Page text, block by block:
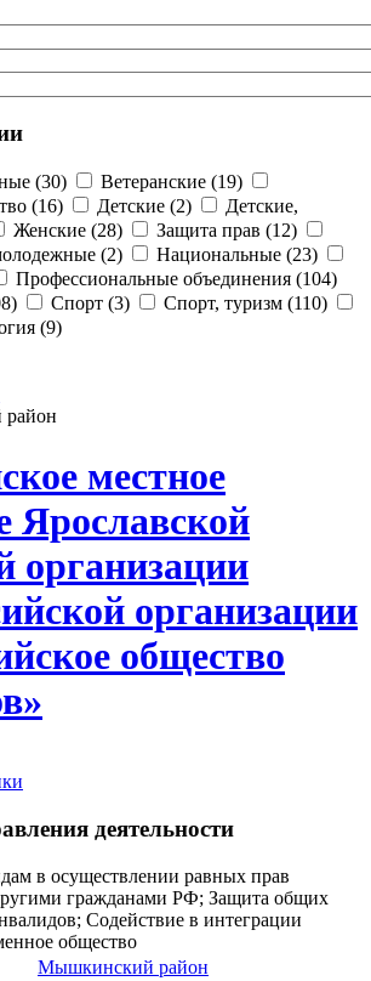
(30)
Ветеранские (19)
(16)
Детские (2)
Детские,
Женские (28)
Защита прав (12)
(2)
Национальные (23)
Профессиональные объединения (104)
Спорт (3)
Спорт, туризм (110)
(9)
местное
Ярославской
организации
организации
общество
деятельности
в осуществлении равных прав
гражданами РФ; Защита общих
Содействие в интеграции
общество
Мышкинский район